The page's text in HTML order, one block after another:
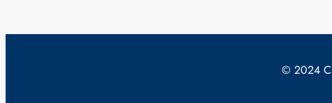
© 2024